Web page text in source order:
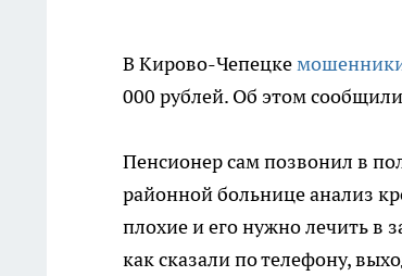
В Кирово-Чепецке
000 рублей. Об этом
Пенсионер сам позвонил в
районной больнице анализ
плохие и его нужно лечить в
как сказали по телефону,